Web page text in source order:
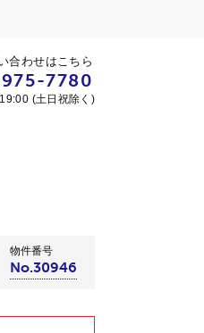
合わせはこちら
7780
(土日祝除く)
物件番号
No.30946